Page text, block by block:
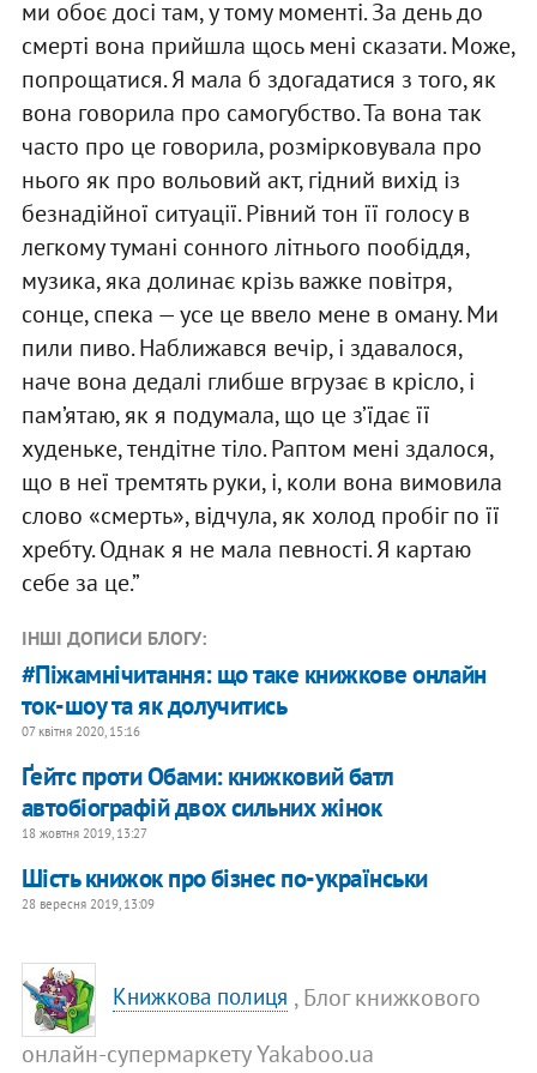
ми обоє досі там, у тому моменті. За день до
смерті вона прийшла щось мені сказати. Може,
попрощатися. Я мала б здогадатися з того, як
вона говорила про самогубство. Та вона так
часто про це говорила, розмірковувала про
нього як про вольовий акт, гідний вихід із
безнадійної ситуації. Рівний тон її голосу в
легкому тумані сонного літнього пообіддя,
музика, яка долинає крізь важке повітря,
сонце, спека — усе це ввело мене в оману. Ми
пили пиво. Наближався вечір, і здавалося,
наче вона дедалі глибше вгрузає в крісло, і
пам’ятаю, як я подумала, що це з’їдає її
худеньке, тендітне тіло. Раптом мені здалося,
що в неї тремтять руки, і, коли вона вимовила
слово «смерть», відчула, як холод пробіг по її
хребту. Однак я не мала певності. Я картаю
себе за це.”
ІНШІ ДОПИСИ БЛОГУ:
#Піжамнічитання: що таке книжкове онлайн
ток-шоу та як долучитись
07 квітня 2020, 15:16
Ґейтс проти Обами: книжковий батл
автобіографій двох сильних жінок
18 жовтня 2019, 13:27
Шість книжок про бізнес по-українськи
28 вересня 2019, 13:09
Книжкова полиця , Блог книжкового
онлайн-супермаркету Yakaboo.ua